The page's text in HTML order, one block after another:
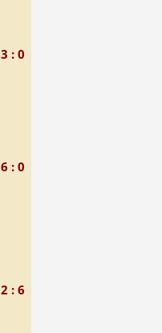
3 : 0
6 : 0
2 : 6